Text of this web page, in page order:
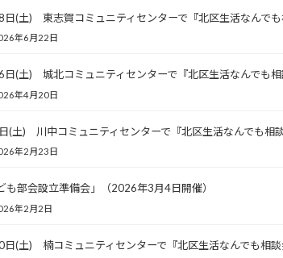
日(土) 東志賀コミュニティセンターで『北区生活なんで
年6月22日
日(土) 城北コミュニティセンターで『北区生活なんでも
年4月20日
(土) 川中コミュニティセンターで『北区生活なんでも相
年2月23日
も部会設立準備会」（2026年3月4日開催）
年2月2日
日(土) 楠コミュニティセンターで『北区生活なんでも相